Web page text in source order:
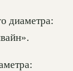
диаметра: